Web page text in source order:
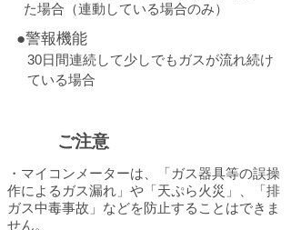
た場合（連動している場合のみ）
●警報機能
30日間連続して少しでもガスが流れ続け
ている場合
ご注意
・マイコンメーターは、「ガス器具等の誤操
作によるガス漏れ」や「天ぷら火災」、「排
ガス中毒事故」などを防止することはできま
せん。